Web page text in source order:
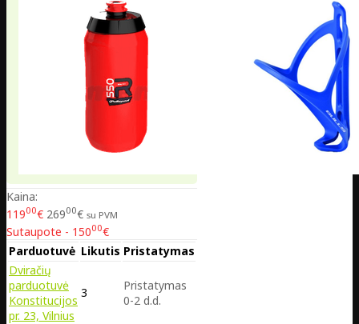
Kaina:
11900€ 26900€ su PVM
Sutaupote - 15000€
Parduotuvė Likutis Pristatymas
Dviračių
parduotuvė
Konstitucijos
pr. 23, Vilnius
3
Pristatymas
0-2 d.d.